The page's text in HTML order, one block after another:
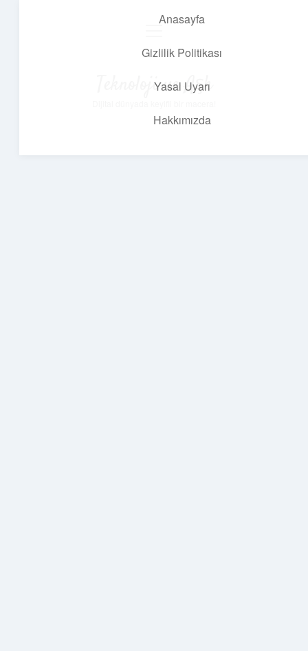
Anasayfa
Gizlilik Politikası
Yasal Uyarı
Hakkımızda
Teknoloji ve Aşk